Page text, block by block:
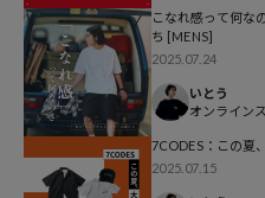
行予約・先行割引は含まれません
ブランド説明
こなれ感って何な
ち [MENS]
2025.07.24
いとう
オンライン
7CODES：この夏
2025.07.15